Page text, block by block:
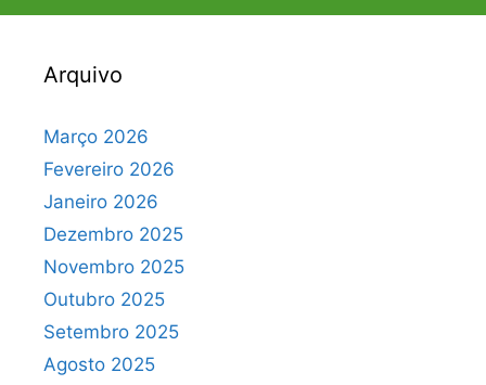
Arquivo
Março 2026
Fevereiro 2026
Janeiro 2026
Dezembro 2025
Novembro 2025
Outubro 2025
Setembro 2025
Agosto 2025